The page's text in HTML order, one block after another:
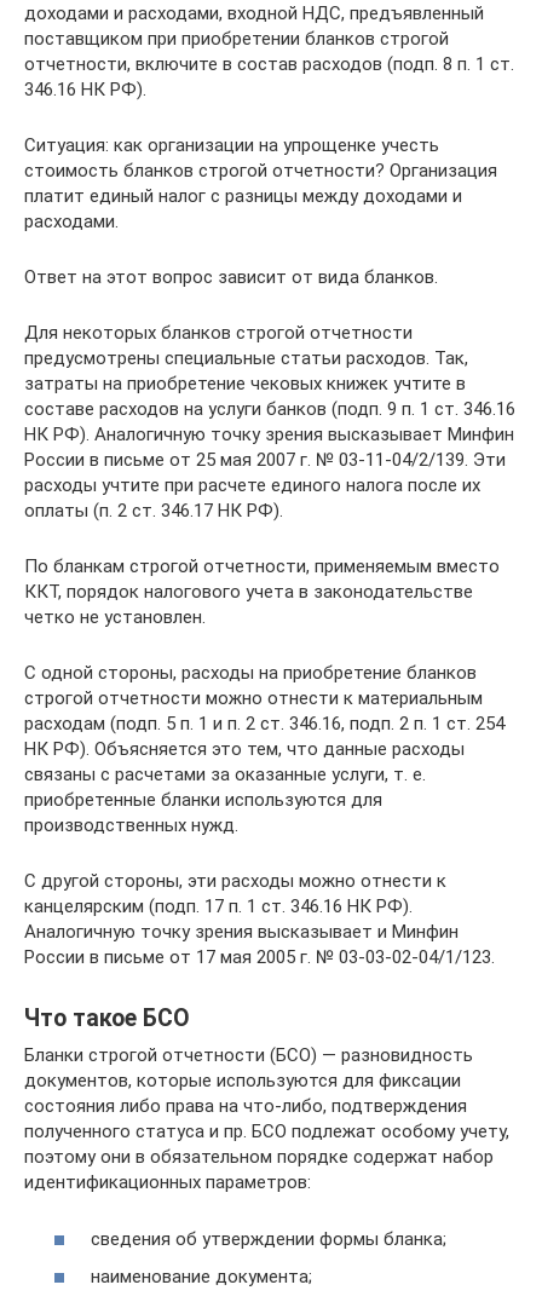
доходами и расходами, входной НДС, предъявленный
поставщиком при приобретении бланков строгой
отчетности, включите в состав расходов (подп. 8 п. 1 ст.
346.16 НК РФ).
Ситуация: как организации на упрощенке учесть
стоимость бланков строгой отчетности? Организация
платит единый налог с разницы между доходами и
расходами.
Ответ на этот вопрос зависит от вида бланков.
Для некоторых бланков строгой отчетности
предусмотрены специальные статьи расходов. Так,
затраты на приобретение чековых книжек учтите в
составе расходов на услуги банков (подп. 9 п. 1 ст. 346.16
НК РФ). Аналогичную точку зрения высказывает Минфин
России в письме от 25 мая 2007 г. № 03-11-04/2/139. Эти
расходы учтите при расчете единого налога после их
оплаты (п. 2 ст. 346.17 НК РФ).
По бланкам строгой отчетности, применяемым вместо
ККТ, порядок налогового учета в законодательстве
четко не установлен.
С одной стороны, расходы на приобретение бланков
строгой отчетности можно отнести к материальным
расходам (подп. 5 п. 1 и п. 2 ст. 346.16, подп. 2 п. 1 ст. 254
НК РФ). Объясняется это тем, что данные расходы
связаны с расчетами за оказанные услуги, т. е.
приобретенные бланки используются для
производственных нужд.
С другой стороны, эти расходы можно отнести к
канцелярским (подп. 17 п. 1 ст. 346.16 НК РФ).
Аналогичную точку зрения высказывает и Минфин
России в письме от 17 мая 2005 г. № 03-03-02-04/1/123.
Что такое БСО
Бланки строгой отчетности (БСО) — разновидность
документов, которые используются для фиксации
состояния либо права на что-либо, подтверждения
полученного статуса и пр. БСО подлежат особому учету,
поэтому они в обязательном порядке содержат набор
идентификационных параметров:
сведения об утверждении формы бланка;
наименование документа;